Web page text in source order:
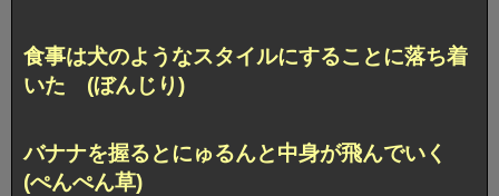
食事は犬のようなスタイルにすることに落ち着
いた (ぼんじり)
バナナを握るとにゅるんと中身が飛んでいく
(ぺんぺん草)